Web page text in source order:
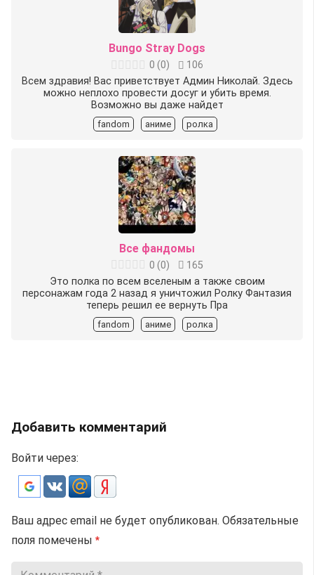
Bungo Stray Dogs
0 (0)
106
Всем здравия! Вас приветствует Админ Николай. Здесь
можно неплохо провести досуг и убить время.
Возможно вы даже найдет
fandom аниме ролка
Все фандомы
0 (0)
165
Это полка по всем вселеным а также своим
персонажам года 2 назад я уничтожил Ролку Фантазия
теперь решил еe вернуть Пра
fandom аниме ролка
Добавить комментарий
Войти через:
Ваш адрес email не будет опубликован. Обязательные
поля помечены *